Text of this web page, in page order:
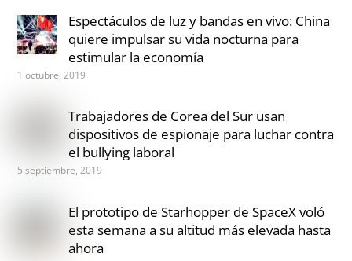
Espectáculos de luz y bandas en vivo: China
quiere impulsar su vida nocturna para
estimular la economía
1 octubre, 2019
Trabajadores de Corea del Sur usan
dispositivos de espionaje para luchar contra
el bullying laboral
5 septiembre, 2019
El prototipo de Starhopper de SpaceX voló
esta semana a su altitud más elevada hasta
ahora